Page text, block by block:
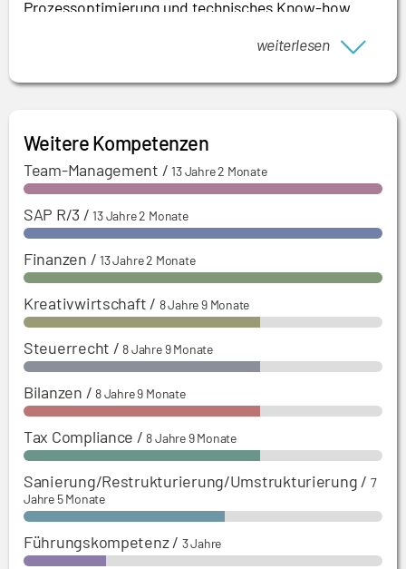
Prozessoptimierung und technisches Know-how
weiterlesen
Weitere Kompetenzen
Team-Management /13 Jahre 2 Monate
SAP R/3 /13 Jahre 2 Monate
Finanzen /13 Jahre 2 Monate
Kreativwirtschaft / 8 Jahre 9 Monate
Steuerrecht /8 Jahre 9 Monate
Bilanzen /8 Jahre 9 Monate
Tax Compliance /8 Jahre 9 Monate
Sanierung/Restrukturierung/Umstrukturierung / 7
Jahre 5 Monate
Führungskompetenz/ 3 Jahre